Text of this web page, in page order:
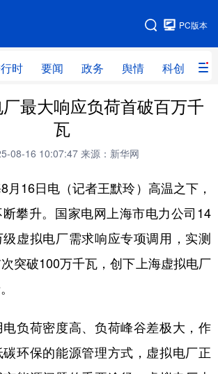
PC版本
时 要闻 政务 舆情 科创 产
网站地图
学习进行时 要闻 政务
民生
体育 健康 图片
廉政 原创 长三角频道
最大响应负荷首破百万千
瓦
08-16 10:07:47 来源：新华网
16日电（记者王默玲）高温之下，
攀升。国家电网上海市电力公司14
虚拟电厂需求响应专项调用，实测
突破100万千瓦，创下上海虚拟电厂
荷密度高、负荷峰谷差极大，作
环保的能源管理方式，虚拟电厂正